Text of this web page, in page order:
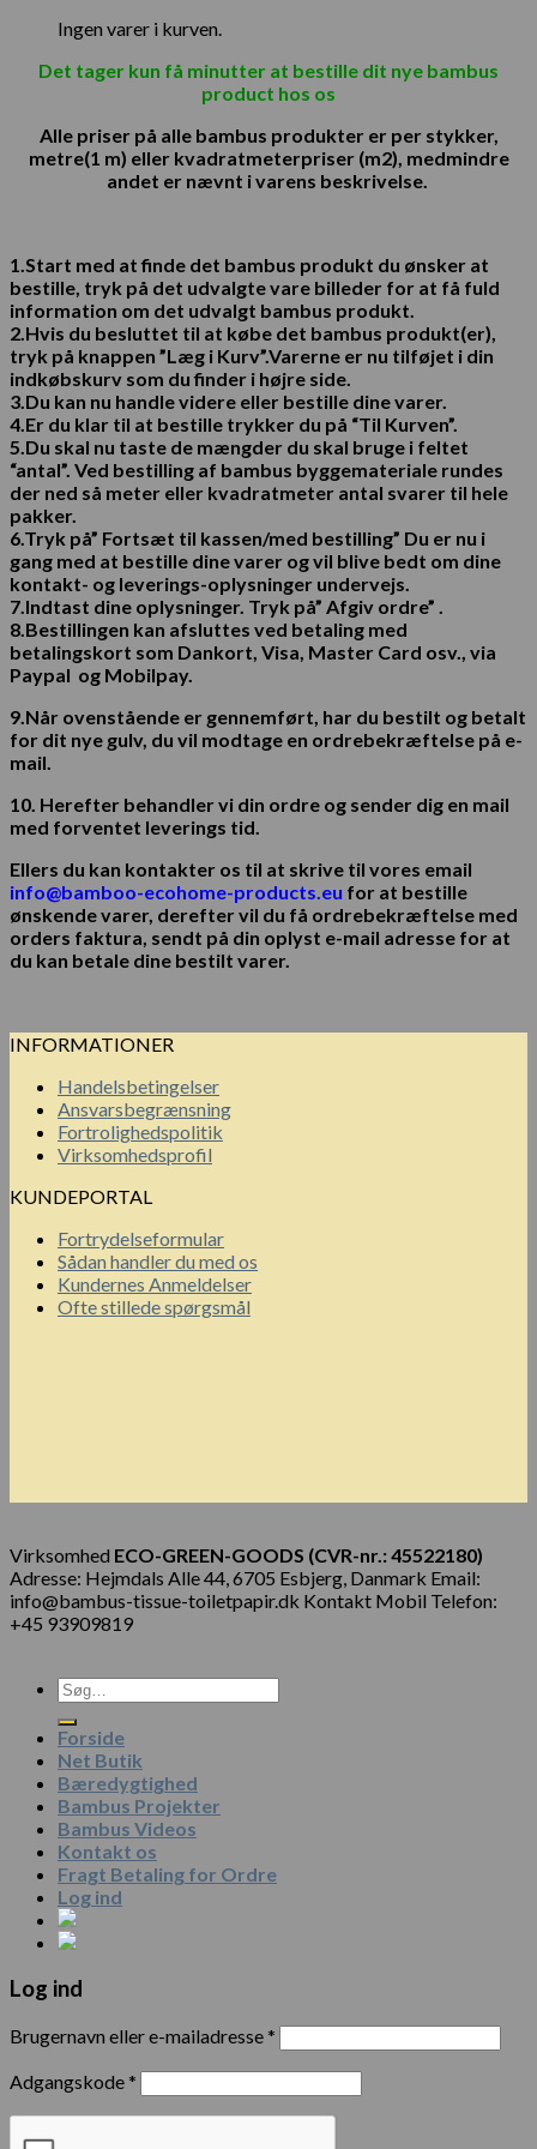
Ingen varer i kurven.
Det tager kun få minutter at bestille dit nye bambus
product hos os
Alle priser på alle bambus produkter er per stykker,
metre(1 m) eller kvadratmeterpriser (m2), medmindre
andet er nævnt i varens beskrivelse.
1.Start med at finde det bambus produkt du ønsker at
bestille, tryk på det udvalgte vare billeder for at få fuld
information om det udvalgt bambus produkt.
2.Hvis du besluttet til at købe det bambus produkt(er),
tryk på knappen ”Læg i Kurv”.Varerne er nu tilføjet i din
indkøbskurv som du finder i højre side.
3.Du kan nu handle videre eller bestille dine varer.
4.Er du klar til at bestille trykker du på “Til Kurven”.
5.Du skal nu taste de mængder du skal bruge i feltet
“antal”. Ved bestilling af bambus byggemateriale rundes
der ned så meter eller kvadratmeter antal svarer til hele
pakker.
6. Tryk på” Fortsæt til kassen/med bestilling” Du er nu i
gang med at bestille dine varer og vil blive bedt om dine
kontakt- og leverings-oplysninger undervejs.
7.Indtast dine oplysninger. Tryk på” Afgiv ordre” .
8.Bestillingen kan afsluttes ved betaling med
betalingskort som Dankort, Visa, Master Card osv., via
Paypal og Mobilpay.
9. Når ovenstående er gennemført, har du bestilt og betalt
for dit nye gulv, du vil modtage en ordrebekræftelse på e-
mail.
10. Herefter behandler vi din ordre og sender dig en mail
med forventet leverings tid.
Ellers du kan kontakter os til at skrive til vores email
info@bamboo-ecohome-products.eu for at bestille
ønskende varer, derefter vil du få ordrebekræftelse med
orders faktura, sendt på din oplyst e-mail adresse for at
du kan betale dine bestilt varer.
INFORMATIONER
Handelsbetingelser
Ansvarsbegrænsning
Fortrolighedspolitik
Virksomhedsprofil
KUNDEPORTAL
Fortrydelseformular
Sådan handler du med os
Kundernes Anmeldelser
Ofte stillede spørgsmål
Virksomhed ECO-GREEN-GOODS (CVR-nr.: 45522180)
Adresse: Hejmdals Alle 44, 6705 Esbjerg, Danmark Email:
info@bambus-tissue-toiletpapir.dk Kontakt Mobil Telefon:
+45 93909819
Forside
Net Butik
Bæredygtighed
Bambus Projekter
Bambus Videos
Kontakt os
Fragt Betaling for Ordre
Log ind
Log ind
Brugernavn eller e-mailadresse*
Adgangskode*